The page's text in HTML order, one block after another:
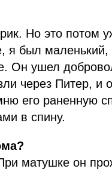
Но это потом
я был
Он ушел
через Питер, и
его раненную
в спину.
матушке он